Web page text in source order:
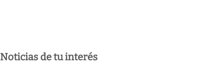
Noticias de tu interés